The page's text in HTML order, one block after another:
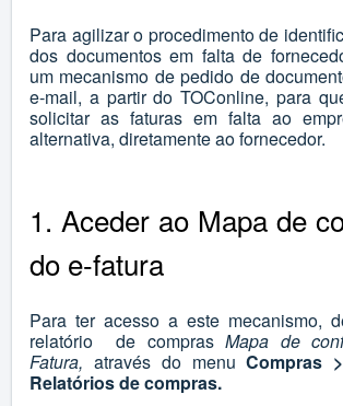
Para agilizar o procedimento de
dos documentos em falta de
um mecanismo de pedido de
e-mail, a partir do TOConline, para
solicitar as faturas em falta ao
alternativa, diretamente ao fornecedor.
1. Aceder ao Mapa de
do e-fatura
Para ter acesso a este mecanismo,
relatório de compras Mapa de
Fatura, através do menuCompras
Relatórios de compras.